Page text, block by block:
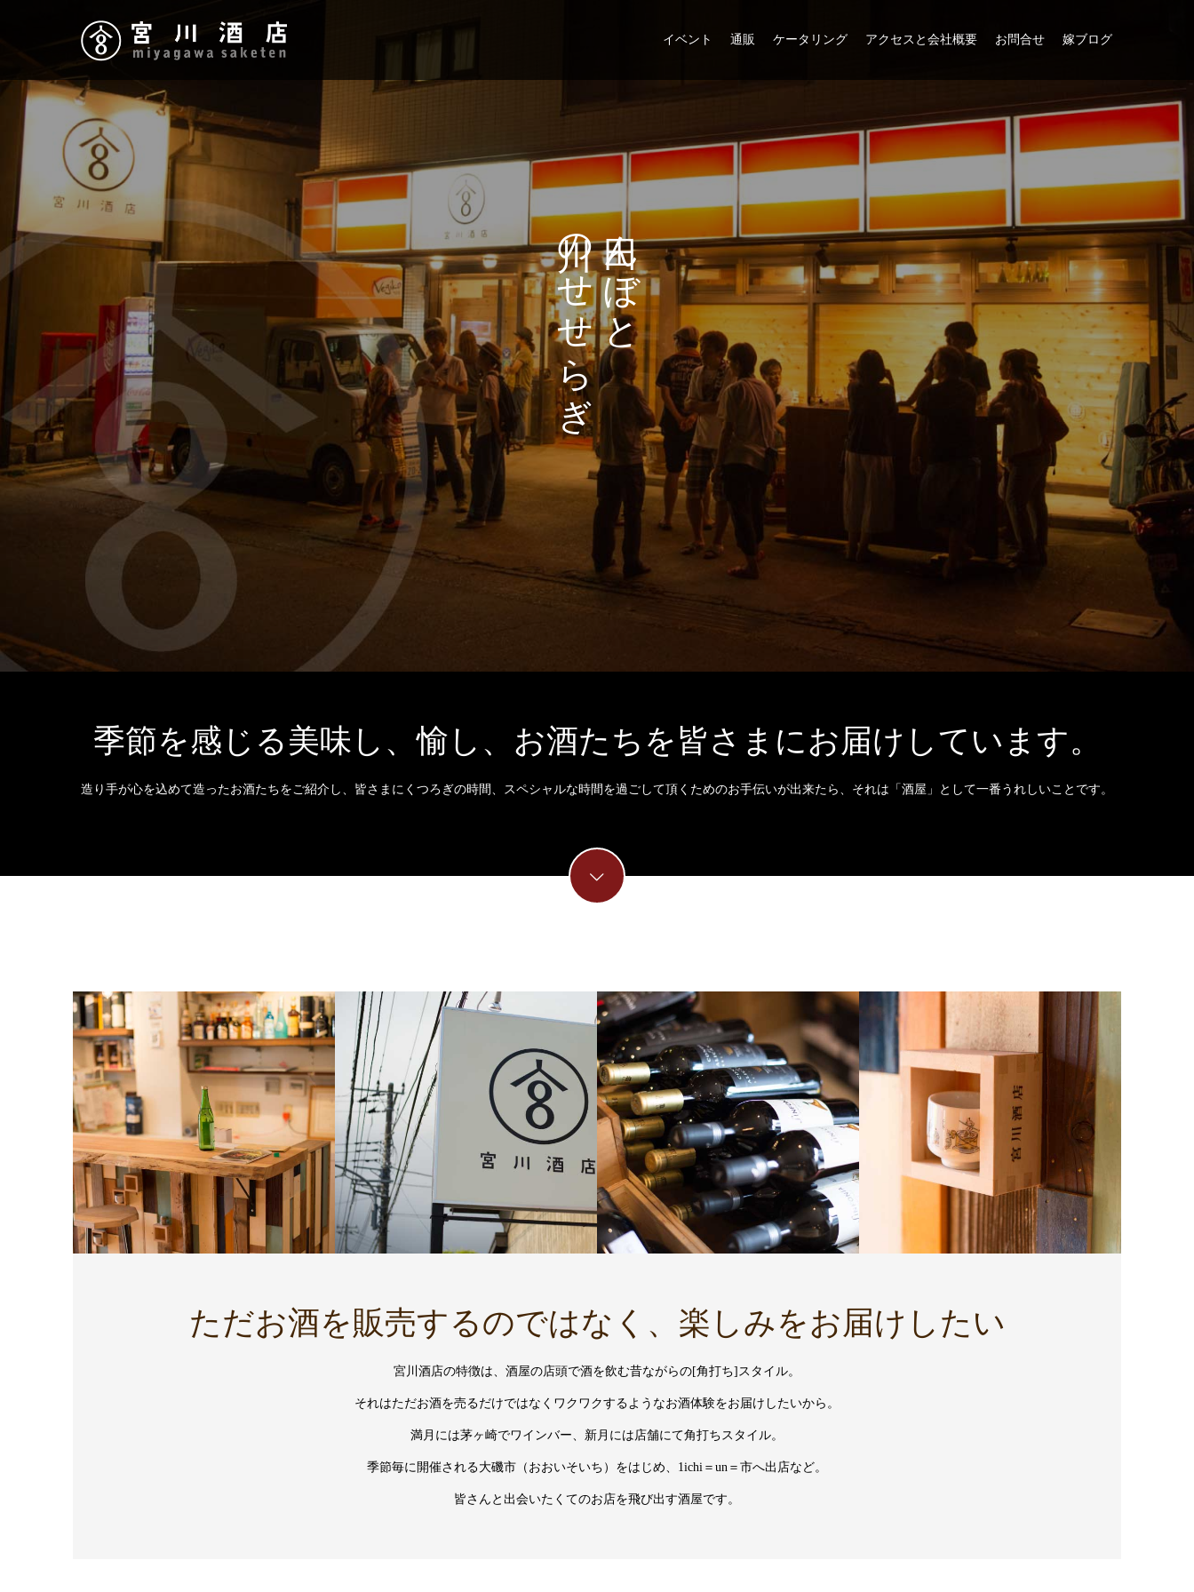
イベント 通販 ケータリング アクセスと会社概要 お問合せ 嫁ブログ
ん
ぼ
と
の
せ
せ
ら
ぎ
ひ
っ
そ
り
む
季節を感じる美味し、愉し、お酒たちを皆さまにお届けしています。
造り手が心を込めて造ったお酒たちをご紹介し、皆さまにくつろぎの時間、スペシャルな時間を過ごして頂くためのお手伝いが出来たら、それは「酒屋」として一番うれしいことです。
ただお酒を販売するのではなく、楽しみをお届けしたい
宮川酒店の特徴は、酒屋の店頭で酒を飲む昔ながらの[角打ち]スタイル。
それはただお酒を売るだけではなくワクワクするようなお酒体験をお届けしたいから。
満月には茅ヶ崎でワインバー、新月には店舗にて角打ちスタイル。
季節毎に開催される大磯市（おおいそいち）をはじめ、1ichi＝un＝市へ出店など。
皆さんと出会いたくてのお店を飛び出す酒屋です。